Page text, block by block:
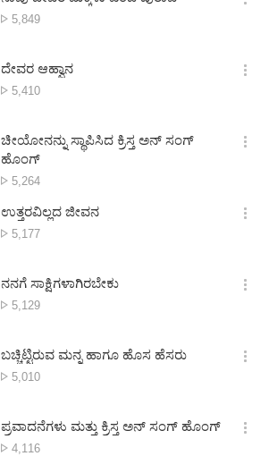
기
ವೀಕ್ಷಣೆಗಳು
5,849
옵
기
ದೇವರ ಆಹ್ವಾನ
ವೀಕ್ಷಣೆಗಳು
5,410
옵
기
ಚೀಯೋನನ್ನು ಸ್ಥಾಪಿಸಿದ ಕ್ರಿಸ್ತ ಅನ್ ಸಂಗ್
ಹೊಂಗ್
ವೀಕ್ಷಣೆಗಳು
5,264
옵
기
ಉತ್ತರವಿಲ್ಲದ ಜೀವನ
ವೀಕ್ಷಣೆಗಳು
5,177
옵
기
ನನಗೆ ಸಾಕ್ಷಿಗಳಾಗಿರಬೇಕು
ವೀಕ್ಷಣೆಗಳು
5,129
옵
기
ಬಚ್ಚಿಟ್ಟಿರುವ ಮನ್ನ ಹಾಗೂ ಹೊಸ ಹೆಸರು
ವೀಕ್ಷಣೆಗಳು
5,010
옵
기
ಪ್ರವಾದನೆಗಳು ಮತ್ತು ಕ್ರಿಸ್ತ ಅನ್ ಸಂಗ್ ಹೊಂಗ್
ವೀಕ್ಷಣೆಗಳು
4,116
옵